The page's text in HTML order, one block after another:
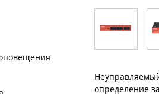
определение